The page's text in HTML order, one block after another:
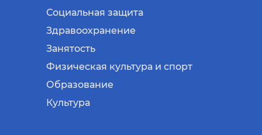
Социальная защита
Здравоохранение
Занятость
Физическая культура и спорт
Образование
Культура